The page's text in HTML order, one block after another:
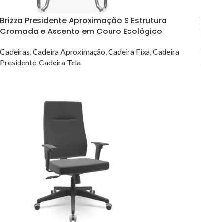
Brizza Presidente Aproximação S Estrutura
Cromada e Assento em Couro Ecológico
Cadeiras,Cadeira Aproximação,Cadeira Fixa,Cadeira
Presidente,Cadeira Tela